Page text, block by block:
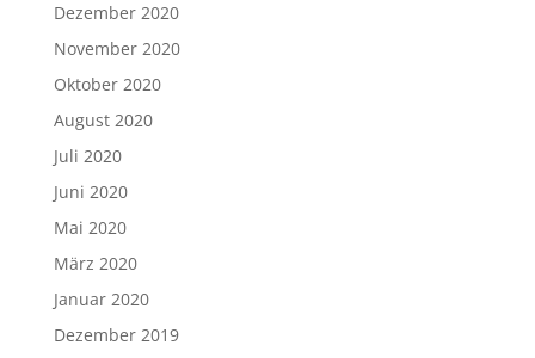
Dezember 2020
November 2020
Oktober 2020
August 2020
Juli 2020
Juni 2020
Mai 2020
März 2020
Januar 2020
Dezember 2019